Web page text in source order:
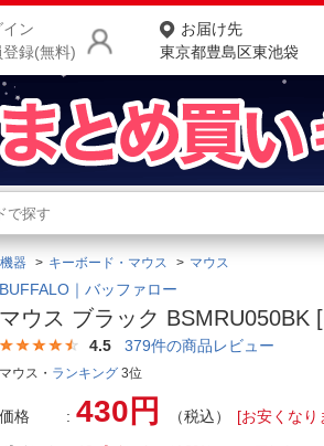
イン
登録(無料)
お届け先
東京都豊島区東池袋
商品をさがす
ランキングからさがす
カテゴリ一覧からさがす
お客様サポート
器 キーボード・マウス マウス
BUFFALO｜バッファロー
マウス ブラック BSMRU050BK
4.5 379件の商品レビュー
マウス・ ランキング 3位
価格 430円 （税込）
[お安くなり